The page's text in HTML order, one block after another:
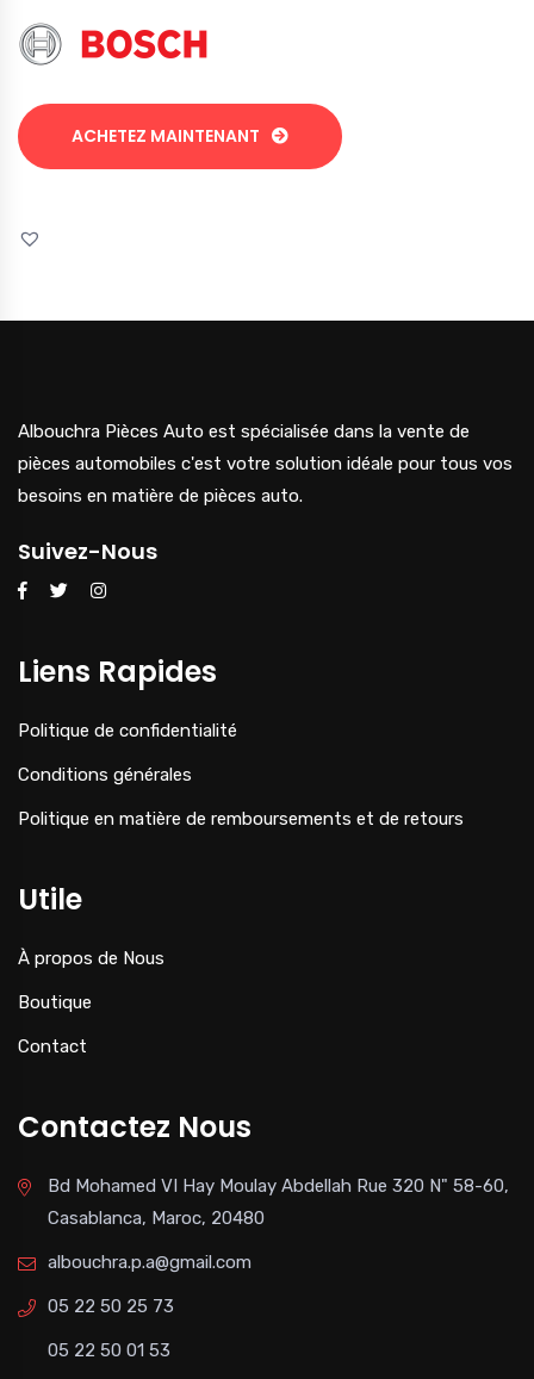
ACHETEZ MAINTENANT
Albouchra Pièces Auto est spécialisée dans la vente de
pièces automobiles c'est votre solution idéale pour tous vos
besoins en matière de pièces auto.
Suivez-Nous
Liens Rapides
Politique de confidentialité
Conditions générales
Politique en matière de remboursements et de retours
Utile
À propos de Nous
Boutique
Contact
Contactez Nous
Bd Mohamed VI Hay Moulay Abdellah Rue 320 N" 58-60,
Casablanca, Maroc, 20480
albouchra.p.a@gmail.com
05 22 50 25 73
05 22 50 01 53